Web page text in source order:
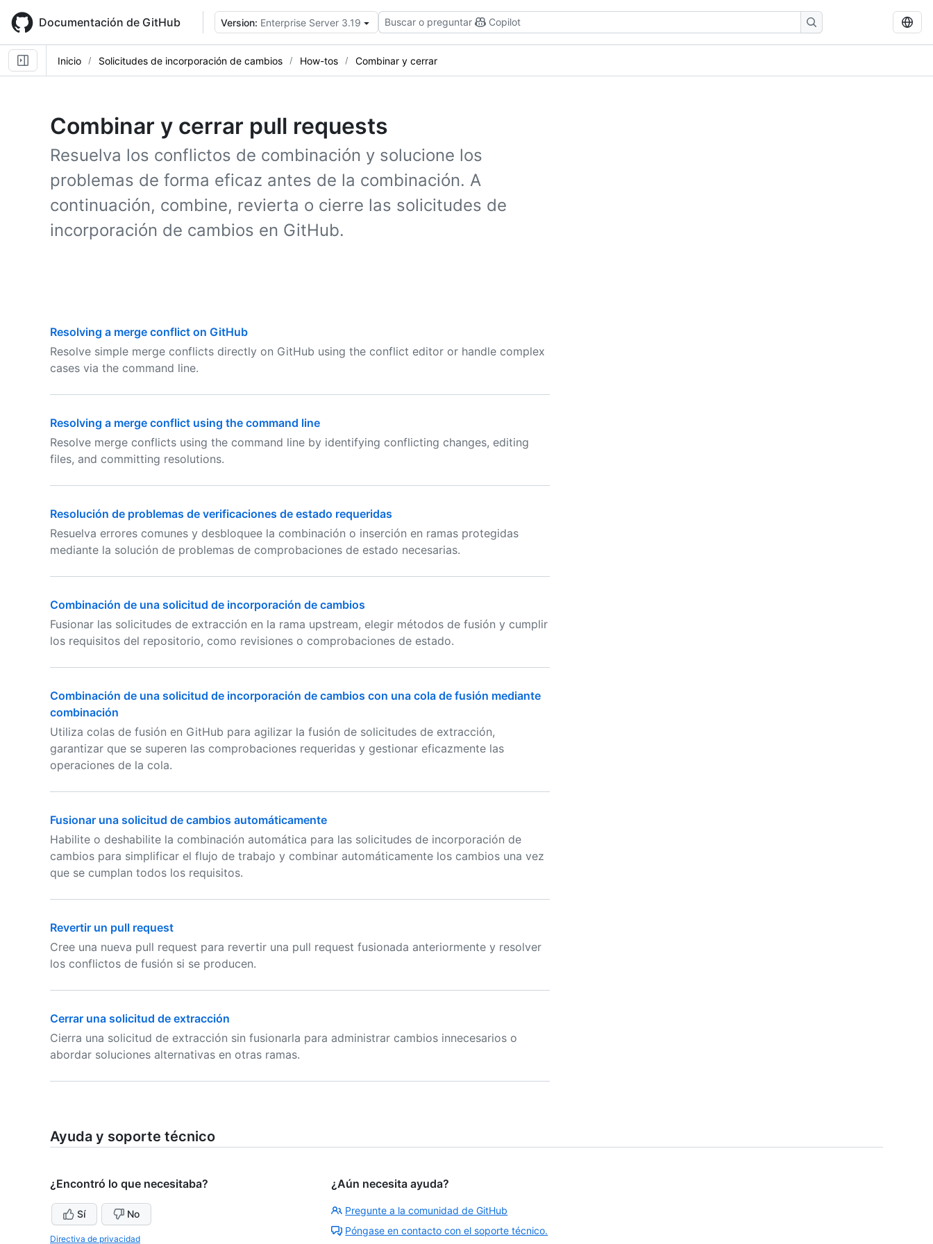
main
content
Documentación de GitHub Version: Enterprise Server 3.19 Buscar o preguntar Copilot
Inicio Solicitudes de incorporación de cambios How-tos Combinar y cerrar
Combinar y cerrar pull requests
Resuelva los conflictos de combinación y solucione los
problemas de forma eficaz antes de la combinación. A
continuación, combine, revierta o cierre las solicitudes de
incorporación de cambios en GitHub.
Resolving a merge conflict on GitHub
Resolve simple merge conflicts directly on GitHub using the conflict editor or handle complex
cases via the command line.
Resolving a merge conflict using the command line
Resolve merge conflicts using the command line by identifying conflicting changes, editing
files, and committing resolutions.
Resolución de problemas de verificaciones de estado requeridas
Resuelva errores comunes y desbloquee la combinación o inserción en ramas protegidas
mediante la solución de problemas de comprobaciones de estado necesarias.
Combinación de una solicitud de incorporación de cambios
Fusionar las solicitudes de extracción en la rama upstream, elegir métodos de fusión y cumplir
los requisitos del repositorio, como revisiones o comprobaciones de estado.
Combinación de una solicitud de incorporación de cambios con una cola de fusión mediante
combinación
Utiliza colas de fusión en GitHub para agilizar la fusión de solicitudes de extracción,
garantizar que se superen las comprobaciones requeridas y gestionar eficazmente las
operaciones de la cola.
Fusionar una solicitud de cambios automáticamente
Habilite o deshabilite la combinación automática para las solicitudes de incorporación de
cambios para simplificar el flujo de trabajo y combinar automáticamente los cambios una vez
que se cumplan todos los requisitos.
Revertir un pull request
Cree una nueva pull request para revertir una pull request fusionada anteriormente y resolver
los conflictos de fusión si se producen.
Cerrar una solicitud de extracción
Cierra una solicitud de extracción sin fusionarla para administrar cambios innecesarios o
abordar soluciones alternativas en otras ramas.
Ayuda y soporte técnico
¿Encontró lo que necesitaba?
Sí No
Directiva de privacidad
¿Aún necesita ayuda?
Pregunte a la comunidad de GitHub
Póngase en contacto con el soporte técnico.